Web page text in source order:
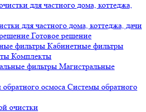
для частного дома, коттеджа, дачи
Готовое решение
Кабинетные фильтры
Комплекты
Магистральные
Системы обратного